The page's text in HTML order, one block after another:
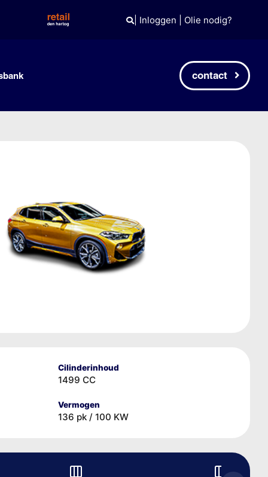
| Inloggen Olie nodig?
contact
Cilinderinhoud
1499 CC
Vermogen
136 pk / 100 KW